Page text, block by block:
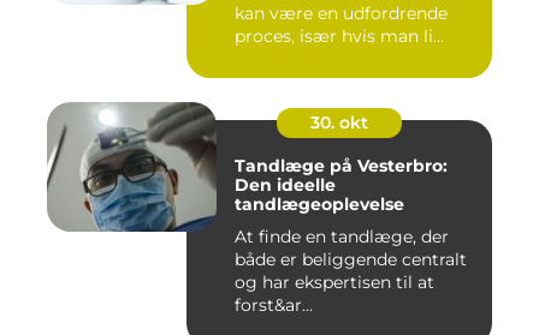
kan være en udfordrende
proces, især hvis man li...
30. okt
Tandlæge på Vesterbro:
Den ideelle
tandlægeoplevelse
At finde en tandlæge, der
både er beliggende centralt
og har ekspertisen til at
forst&ar...